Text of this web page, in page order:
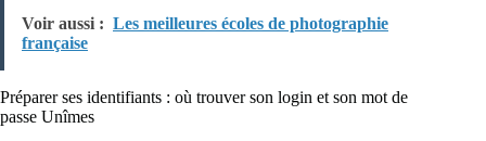
Voir aussi : Les meilleures écoles de photographie
française
Préparer ses identifiants : où trouver son login et son mot de
passe Unîmes